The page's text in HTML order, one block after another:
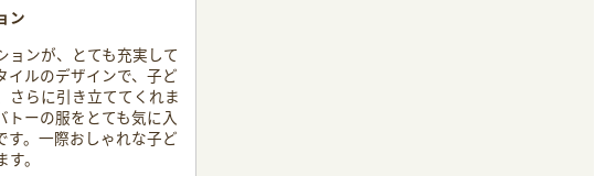
ン
ョンが、とても充実して
イルのデザインで、子ど
さらに引き立ててくれま
トーの服をとても気に入
す。一際おしゃれな子ど
。